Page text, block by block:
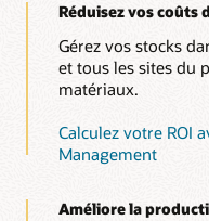
Réduisez vos coûts
Gérez vos stocks
et tous les sites du
matériaux.
Calculez votre ROI
Management
Améliore la